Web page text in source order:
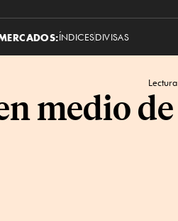
ÍNDICESDIVISAS
Lectura
medio de